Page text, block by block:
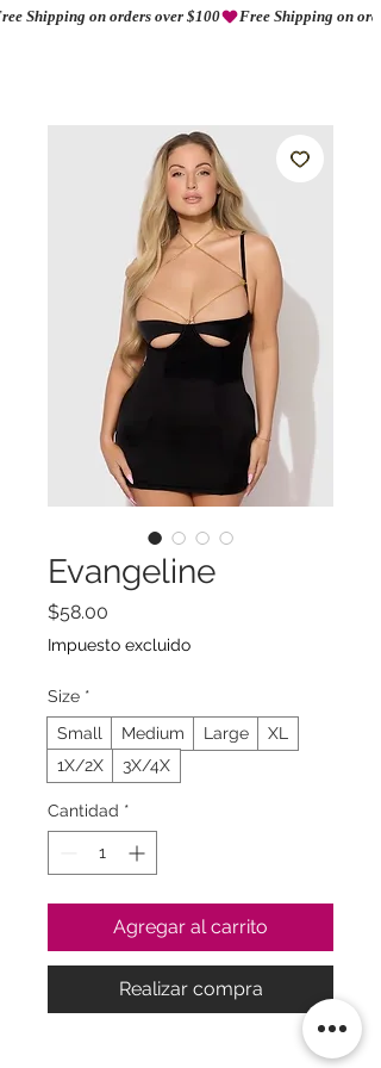
Shipping on orders over $100
Evangeline
$58.00
Impuesto excluido
Size *
Small
Medium Large
XL
1X/2X
3X/4X
Cantidad *
Agregar al carrito
Realizar compra